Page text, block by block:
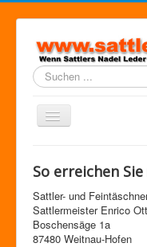
Suchen
...
Navigation
an/aus
Über die Firma
Facebook
Anfahrt
So erreichen
Sattler- und
Sattlermeister Enrico
Boschensäge 1a
87480 Weitnau-Hofen